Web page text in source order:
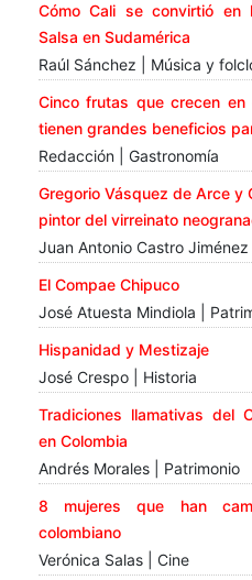
Cómo Cali se convirtió en
Salsa en Sudamérica
Raúl Sánchez | Música y
Cinco frutas que crecen
tienen grandes beneficios
Redacción | Gastronomía
Gregorio Vásquez de Arce y
pintor del virreinato
Juan Antonio Castro
El Compae Chipuco
José Atuesta Mindiola |
Hispanidad y Mestizaje
José Crespo | Historia
Tradiciones llamativas del
en Colombia
Andrés Morales | Patrimonio
8 mujeres que han
colombiano
Verónica Salas | Cine